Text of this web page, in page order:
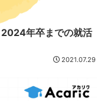
年卒までの就活
2021.07.29